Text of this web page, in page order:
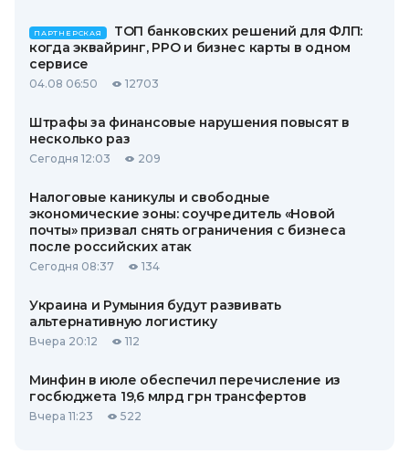
ПАРТНЕРСКАЯ
ТОП банковских решений для ФЛП:
когда эквайринг, РРО и бизнес карты в одном
сервисе
04.08 06:50 12703
Штрафы за финансовые нарушения повысят в
несколько раз
Сегодня 12:03 209
Налоговые каникулы и свободные
экономические зоны: соучредитель «Новой
почты» призвал снять ограничения с бизнеса
после российских атак
Сегодня 08:37 134
Украина и Румыния будут развивать
альтернативную логистику
Вчера 20:12 112
Минфин в июле обеспечил перечисление из
госбюджета 19,6 млрд грн трансфертов
Вчера 11:23 522